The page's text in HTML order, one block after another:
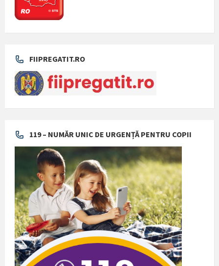
FIIPREGATIT.RO
119 – NUMĂR UNIC DE URGENȚĂ PENTRU COPII